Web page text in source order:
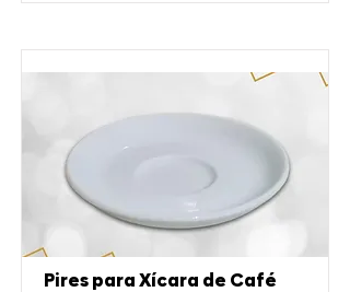
Pires para Xícara de Café